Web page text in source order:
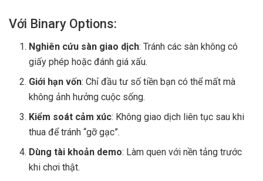
Với Binary Options:
Nghiên cứu sàn giao dịch: Tránh các sàn không có
giấy phép hoặc đánh giá xấu.
Giới hạn vốn: Chỉ đầu tư số tiền bạn có thể mất mà
không ảnh hưởng cuộc sống.
Kiểm soát cảm xúc: Không giao dịch liên tục sau khi
thua để tránh “gỡ gạc”.
Dùng tài khoản demo: Làm quen với nền tảng trước
khi chơi thật.